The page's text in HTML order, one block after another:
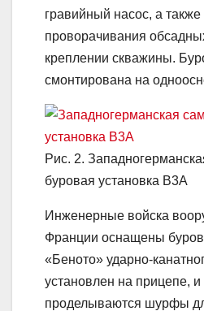
гравийный насос, а также
проворачивания
креплении скважины.
смонтирована на
Рис. 2.
буровая установка В3А
Инженерные войска
Франции оснащены
«Беното» ударно-
установлен на прицепе,
проделываются шурфы